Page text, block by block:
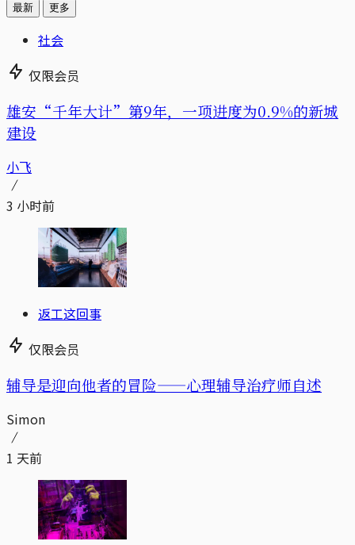
最新 更多
社会
仅限会员
雄安“千年大计”第9年，一项进度为0.9%的新城
建设
小飞
3 小时前
返工这回事
仅限会员
辅导是迎向他者的冒险——心理辅导治疗师自述
Simon
1 天前